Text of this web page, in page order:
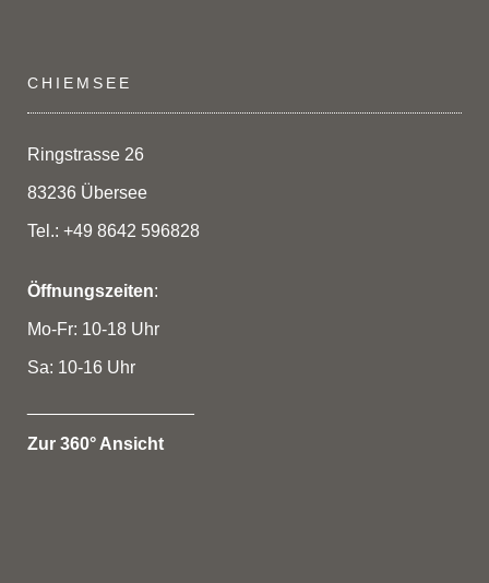
CHIEMSEE
Ringstrasse 26
83236 Übersee
Tel.: +49 8642 596828
Öffnungszeiten:
Mo-Fr: 10-18 Uhr
Sa: 10-16 Uhr
Zur 360° Ansicht